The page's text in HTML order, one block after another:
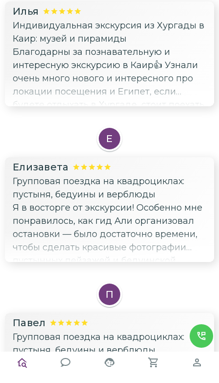
Илья
Индивидуальная экскурсия из Хургады в
Каир: музей и пирамиды
Благодарны за познавательную и
интересную экскурсию в Каир👍 Узнали
очень много нового и интересного про
локации посещения и Египет, если
будете отдыхать в Хургаде, стоит поехать
Е
Елизавета
Групповая поездка на квадроциклах:
пустыня, бедуины и верблюды
Я в восторге от экскурсии! Особенно мне
понравилось, как гид Али организовал
остановки — было достаточно времени,
чтобы сделать красивые фотографии
пустынных пейзажей и бедуинской
снимков, и я даже успела поймать
закатные кадры. Отдельно хочу
фотографирующим — никто не подгонял,
хотя народу было много. Рекомендую
всем любителям активного отдыха и
красивых видов!
П
Павел
Групповая поездка на квадроциклах:
пустыня, бедуины и верблюды
Сын привёз в подарок сертификат на эту